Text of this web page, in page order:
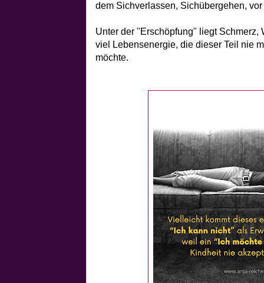
dem Sichverlassen, Sichübergehen,
Unter der "Erschöpfung" liegt Schmerz,
viel Lebensenergie, die dieser Teil nie
möchte.